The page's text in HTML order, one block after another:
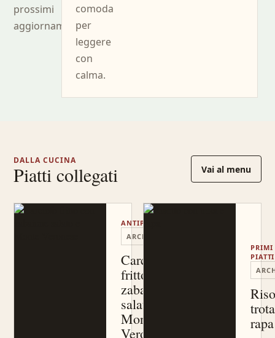
prossimi
aggiornamenti.
comoda
per
leggere
con
calma.
DALLA CUCINA
Piatti collegati Vai al menu
ANTIPASTI
ARCHIVIO
Carciofo
fritto,
zabaione
salato,
Monte
Veronese
PRIMI
PIATTI
rapa